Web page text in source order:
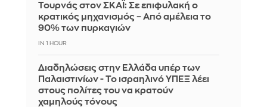
Τουρνάς στον ΣΚΑΪ: Σε επιφυλακή ο
κρατικός μηχανισμός – Από αμέλεια το
90% των πυρκαγιών
IN 1 HOUR
Διαδηλώσεις στην Ελλάδα υπέρ των
Παλαιστινίων - Το ισραηλινό ΥΠΕΞ λέει
στους πολίτες του να κρατούν
χαμηλούς τόνους